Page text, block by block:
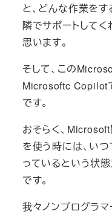
と、どんな作業を
隣でサポートしてく
思います。
そして、この
Microsoftc Copilot
です。
おそらく、Microsoft
を使う時には、い
っているという状
です。
我々ノンプログラ